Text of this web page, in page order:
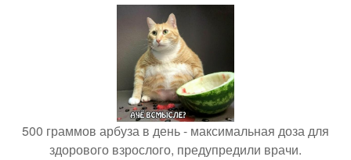
500 граммов арбуза в день - максимальная доза для
здорового взрослого, предупредили врачи.